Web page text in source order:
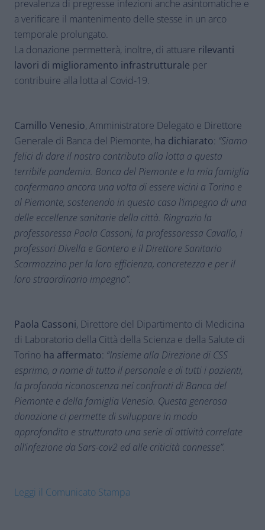
prevalenza di pregresse infezioni anche asintomatiche e
a verificare il mantenimento delle stesse in un arco
temporale prolungato.
La donazione permetterà, inoltre, di attuare rilevanti
lavori di miglioramento infrastrutturale per
contribuire alla lotta al Covid-19.
Camillo Venesio, Amministratore Delegato e Direttore
Generale di Banca del Piemonte, ha dichiarato: “Siamo
felici di dare il nostro contributo alla lotta a questa
terribile pandemia. Banca del Piemonte e la mia famiglia
confermano ancora una volta di essere vicini a Torino e
al Piemonte, sostenendo in questo caso l’impegno di una
delle eccellenze sanitarie della città. Ringrazio la
professoressa Paola Cassoni, la professoressa Cavallo, i
professori Divella e Gontero e il Direttore Sanitario
Scarmozzino per la loro efficienza, concretezza e per il
loro straordinario impegno”.
Paola Cassoni, Direttore del Dipartimento di Medicina
di Laboratorio della Città della Scienza e della Salute di
Torino ha affermato: “Insieme alla Direzione di CSS
esprimo, a nome di tutto il personale e di tutti i pazienti,
la profonda riconoscenza nei confronti di Banca del
Piemonte e della famiglia Venesio. Questa generosa
donazione ci permette di sviluppare in modo
approfondito e strutturato una serie di attività correlate
all’infezione da Sars-cov2 ed alle criticità connesse”.
Leggi il Comunicato Stampa